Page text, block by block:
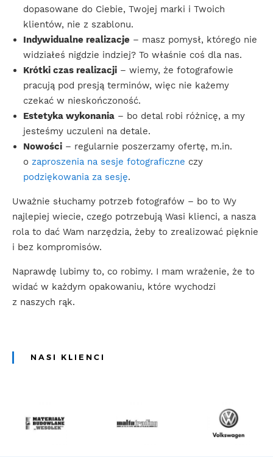
dopasowane do Ciebie, Twojej marki i Twoich
klientów, nie z szablonu.
Indywidualne realizacje – masz pomysł, którego nie
widziałeś nigdzie indziej? To właśnie coś dla nas.
Krótki czas realizacji – wiemy, że fotografowie
pracują pod presją terminów, więc nie każemy
czekać w nieskończoność.
Estetyka wykonania – bo detal robi różnicę, a my
jesteśmy uczuleni na detale.
Nowości – regularnie poszerzamy ofertę, m.in.
o zaproszenia na sesje fotograficzne czy
podziękowania za sesję.
Uważnie słuchamy potrzeb fotografów – bo to Wy
najlepiej wiecie, czego potrzebują Wasi klienci, a nasza
rola to dać Wam narzędzia, żeby to zrealizować pięknie
i bez kompromisów.
Naprawdę lubimy to, co robimy. I mam wrażenie, że to
widać w każdym opakowaniu, które wychodzi
z naszych rąk.
NASI KLIENCI